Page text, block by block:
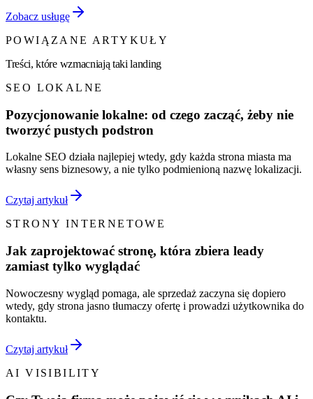
Zobacz usługę
POWIĄZANE ARTYKUŁY
Treści, które wzmacniają taki landing
SEO LOKALNE
Pozycjonowanie lokalne: od czego zacząć, żeby nie
tworzyć pustych podstron
Lokalne SEO działa najlepiej wtedy, gdy każda strona miasta ma
własny sens biznesowy, a nie tylko podmienioną nazwę lokalizacji.
Czytaj artykuł
STRONY INTERNETOWE
Jak zaprojektować stronę, która zbiera leady
zamiast tylko wyglądać
Nowoczesny wygląd pomaga, ale sprzedaż zaczyna się dopiero
wtedy, gdy strona jasno tłumaczy ofertę i prowadzi użytkownika do
kontaktu.
Czytaj artykuł
AI VISIBILITY